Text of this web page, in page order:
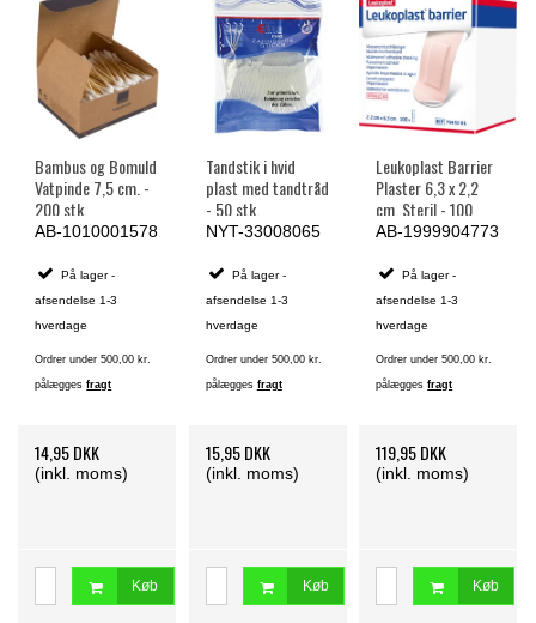
Bambus og Bomuld
Vatpinde 7,5 cm. -
200 stk.
AB-1010001578
På lager -
afsendelse 1-3
hverdage
Ordrer under 500,00 kr.
pålæggesfragt
14,95 DKK
(inkl. moms)
Køb
Tandstik i hvid
plast med tandtråd
- 50 stk.
NYT-33008065
På lager -
afsendelse 1-3
hverdage
Ordrer under 500,00 kr.
pålægges fragt
15,95 DKK
(inkl. moms)
Køb
Leukoplast Barrier
Plaster 6,3 x 2,2
cm, Steril - 100
stk.
AB-1999904773
På lager -
afsendelse 1-3
hverdage
Ordrer under 500,00 kr.
pålæggesfragt
119,95 DKK
(inkl. moms)
Køb